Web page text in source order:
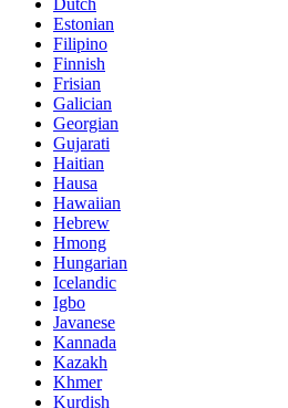
Dutch
Estonian
Filipino
Finnish
Frisian
Galician
Georgian
Gujarati
Haitian
Hausa
Hawaiian
Hebrew
Hmong
Hungarian
Icelandic
Igbo
Javanese
Kannada
Kazakh
Khmer
Kurdish